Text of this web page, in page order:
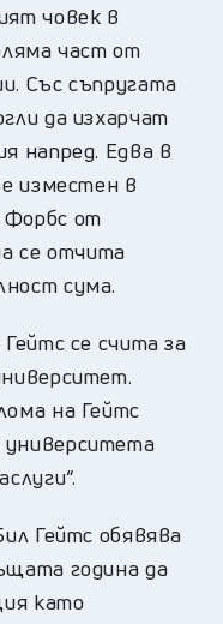
човек в
част от
Със съпругата
да изхарчат
напред. Едва в
изместен в
от
се отчита
сума.
се счита за
на Гейтс
Гейтс обявява
година да
като